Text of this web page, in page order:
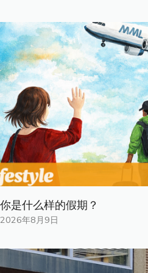
你是什​​么样的假期？
2026年8月9日